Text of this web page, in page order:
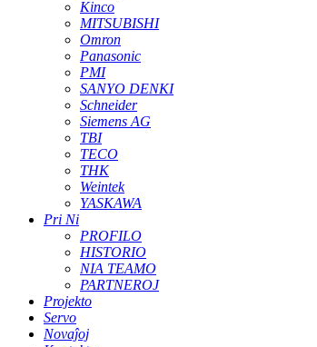
Kinco
MITSUBISHI
Omron
Panasonic
PMI
SANYO DENKI
Schneider
Siemens AG
TBI
TECO
THK
Weintek
YASKAWA
Pri Ni
PROFILO
HISTORIO
NIA TEAMO
PARTNEROJ
Projekto
Servo
Novaĵoj